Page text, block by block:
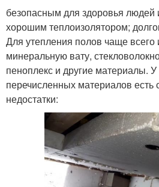
безопасным для здоровья людей
хорошим теплоизолятором;
Для утепления полов чаще всего
минеральную вату,
пеноплекс и другие материалы. У
перечисленных материалов есть
недостатки: